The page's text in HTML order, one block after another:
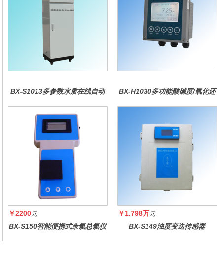
BX-S1013多参数水质在线自动
BX-H1030多功能酸碱度/氧化还
￥2200元
BX-S150智能便携式余氯总氯仪
￥1.798万元
BX-S149浊度变送传感器